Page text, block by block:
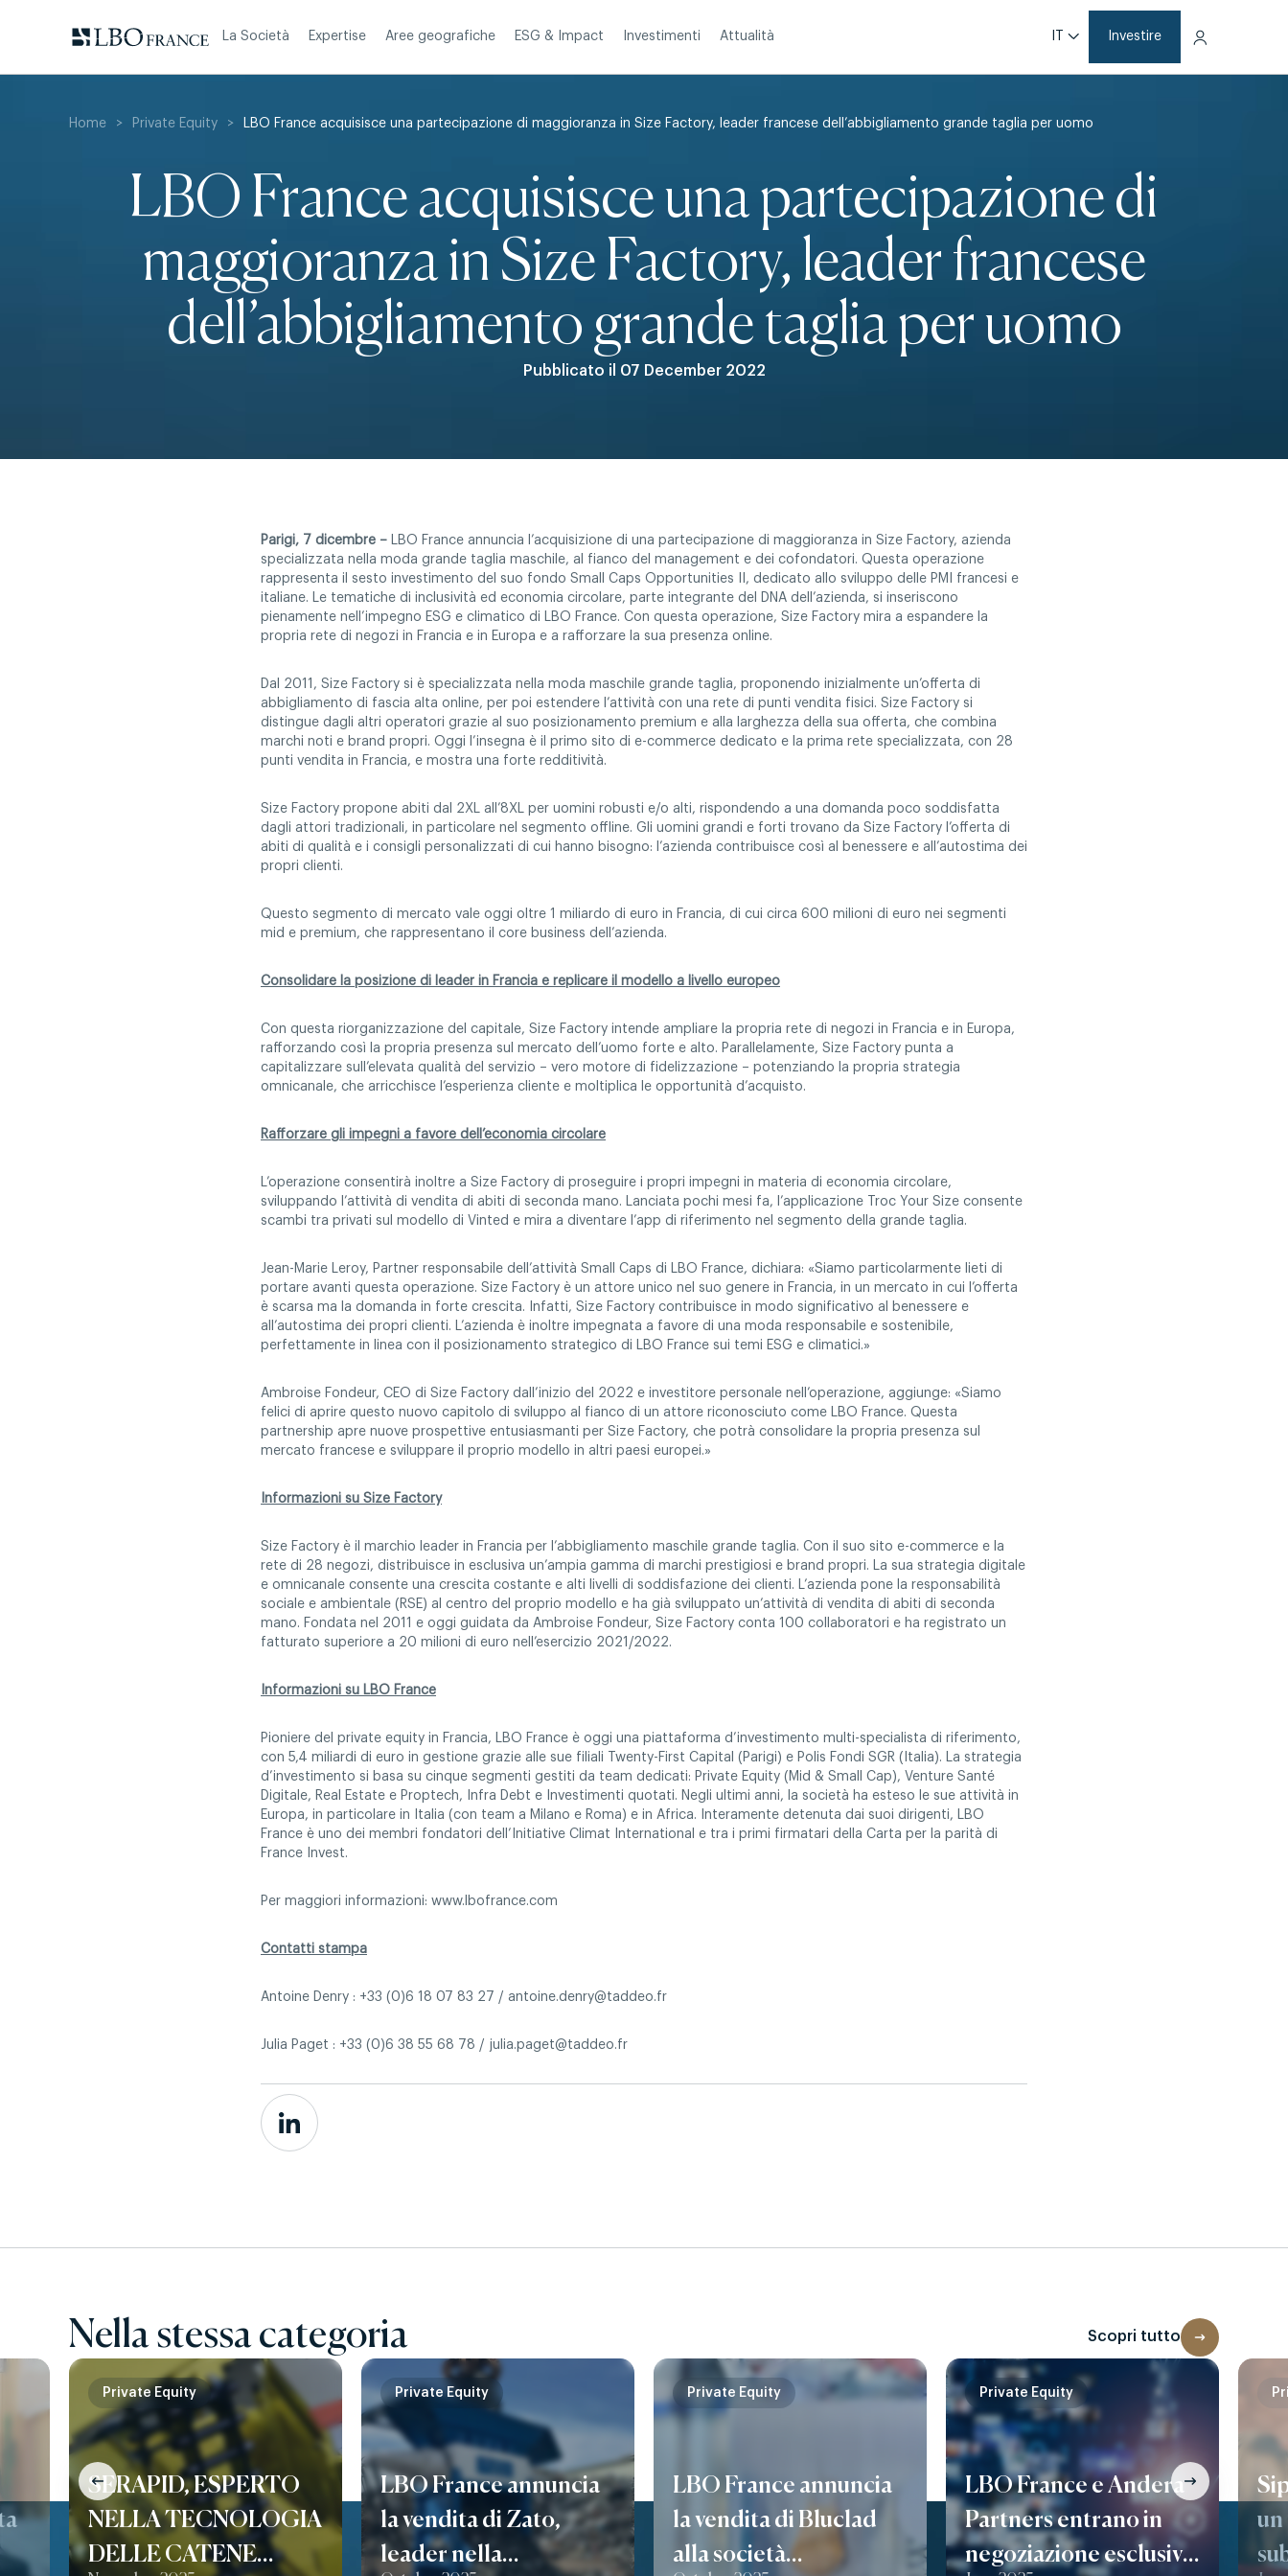
La Società Expertise Aree geografiche ESG & Impact Investimenti Attualità Investire
Home > Private Equity > LBO France acquisisce una partecipazione di maggioranza in Size Factory, leader francese dell’abbigliamento grande taglia per uomo
LBO France acquisisce una partecipazione di
maggioranza in Size Factory, leader francese
dell’abbigliamento grande taglia per uomo
Pubblicato il 07 December 2022
Parigi, 7 dicembre – LBO France annuncia l’acquisizione di una partecipazione di maggioranza in Size Factory, azienda
specializzata nella moda grande taglia maschile, al fianco del management e dei cofondatori. Questa operazione
rappresenta il sesto investimento del suo fondo Small Caps Opportunities II, dedicato allo sviluppo delle PMI francesi e
italiane. Le tematiche di inclusività ed economia circolare, parte integrante del DNA dell’azienda, si inseriscono
pienamente nell’impegno ESG e climatico di LBO France. Con questa operazione, Size Factory mira a espandere la
propria rete di negozi in Francia e in Europa e a rafforzare la sua presenza online.
Dal 2011, Size Factory si è specializzata nella moda maschile grande taglia, proponendo inizialmente un’offerta di
abbigliamento di fascia alta online, per poi estendere l’attività con una rete di punti vendita fisici. Size Factory si
distingue dagli altri operatori grazie al suo posizionamento premium e alla larghezza della sua offerta, che combina
marchi noti e brand propri. Oggi l’insegna è il primo sito di e-commerce dedicato e la prima rete specializzata, con 28
punti vendita in Francia, e mostra una forte redditività.
Size Factory propone abiti dal 2XL all’8XL per uomini robusti e/o alti, rispondendo a una domanda poco soddisfatta
dagli attori tradizionali, in particolare nel segmento offline. Gli uomini grandi e forti trovano da Size Factory l’offerta di
abiti di qualità e i consigli personalizzati di cui hanno bisogno: l’azienda contribuisce così al benessere e all’autostima dei
propri clienti.
Questo segmento di mercato vale oggi oltre 1 miliardo di euro in Francia, di cui circa 600 milioni di euro nei segmenti
mid e premium, che rappresentano il core business dell’azienda.
Consolidare la posizione di leader in Francia e replicare il modello a livello europeo
Con questa riorganizzazione del capitale, Size Factory intende ampliare la propria rete di negozi in Francia e in Europa,
rafforzando così la propria presenza sul mercato dell’uomo forte e alto. Parallelamente, Size Factory punta a
capitalizzare sull’elevata qualità del servizio – vero motore di fidelizzazione – potenziando la propria strategia
omnicanale, che arricchisce l’esperienza cliente e moltiplica le opportunità d’acquisto.
Rafforzare gli impegni a favore dell’economia circolare
L’operazione consentirà inoltre a Size Factory di proseguire i propri impegni in materia di economia circolare,
sviluppando l’attività di vendita di abiti di seconda mano. Lanciata pochi mesi fa, l’applicazione Troc Your Size consente
scambi tra privati sul modello di Vinted e mira a diventare l’app di riferimento nel segmento della grande taglia.
Jean-Marie Leroy, Partner responsabile dell’attività Small Caps di LBO France, dichiara: «Siamo particolarmente lieti di
portare avanti questa operazione. Size Factory è un attore unico nel suo genere in Francia, in un mercato in cui l’offerta
è scarsa ma la domanda in forte crescita. Infatti, Size Factory contribuisce in modo significativo al benessere e
all’autostima dei propri clienti. L’azienda è inoltre impegnata a favore di una moda responsabile e sostenibile,
perfettamente in linea con il posizionamento strategico di LBO France sui temi ESG e climatici.»
Ambroise Fondeur, CEO di Size Factory dall’inizio del 2022 e investitore personale nell’operazione, aggiunge: «Siamo
felici di aprire questo nuovo capitolo di sviluppo al fianco di un attore riconosciuto come LBO France. Questa
partnership apre nuove prospettive entusiasmanti per Size Factory, che potrà consolidare la propria presenza sul
mercato francese e sviluppare il proprio modello in altri paesi europei.»
Informazioni su Size Factory
Size Factory è il marchio leader in Francia per l’abbigliamento maschile grande taglia. Con il suo sito e-commerce e la
rete di 28 negozi, distribuisce in esclusiva un’ampia gamma di marchi prestigiosi e brand propri. La sua strategia digitale
e omnicanale consente una crescita costante e alti livelli di soddisfazione dei clienti. L’azienda pone la responsabilità
sociale e ambientale (RSE) al centro del proprio modello e ha già sviluppato un’attività di vendita di abiti di seconda
mano. Fondata nel 2011 e oggi guidata da Ambroise Fondeur, Size Factory conta 100 collaboratori e ha registrato un
fatturato superiore a 20 milioni di euro nell’esercizio 2021/2022.
Informazioni su LBO France
Pioniere del private equity in Francia, LBO France è oggi una piattaforma d’investimento multi-specialista di riferimento,
con 5,4 miliardi di euro in gestione grazie alle sue filiali Twenty-First Capital (Parigi) e Polis Fondi SGR (Italia). La strategia
d’investimento si basa su cinque segmenti gestiti da team dedicati: Private Equity (Mid & Small Cap), Venture Santé
Digitale, Real Estate e Proptech, Infra Debt e Investimenti quotati. Negli ultimi anni, la società ha esteso le sue attività in
Europa, in particolare in Italia (con team a Milano e Roma) e in Africa. Interamente detenuta dai suoi dirigenti, LBO
France è uno dei membri fondatori dell’Initiative Climat International e tra i primi firmatari della Carta per la parità di
France Invest.
Per maggiori informazioni: www.lbofrance.com
Contatti stampa
Antoine Denry : +33 (0)6 18 07 83 27 / antoine.denry@taddeo.fr
Julia Paget : +33 (0)6 38 55 68 78 / julia.paget@taddeo.fr
Nella stessa categoria Scopri tutto
SERAPID, ESPERTO
NELLA TECNOLOGIA
DELLE CATENE
Private Equity
LBO France annuncia
la vendita di Zato,
leader nella
Private Equity
LBO France annuncia
la vendita di Bluclad
alla società
Private Equity
LBO France e Andera
Partners entrano in
negoziazione esclusiva
Private Equity
un